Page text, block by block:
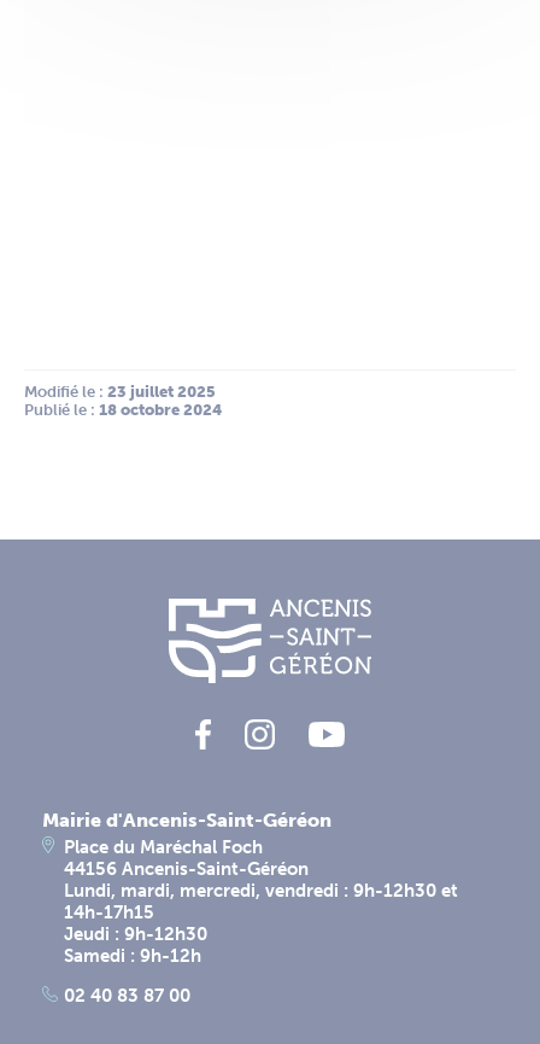
Modifié le : 23 juillet 2025
Publié le : 18 octobre 2024
Mairie d'Ancenis-Saint-Géréon
Place du Maréchal Foch
44156 Ancenis-Saint-Géréon
Lundi, mardi, mercredi, vendredi : 9h-12h30 et
14h-17h15
Jeudi : 9h-12h30
Samedi : 9h-12h
02 40 83 87 00